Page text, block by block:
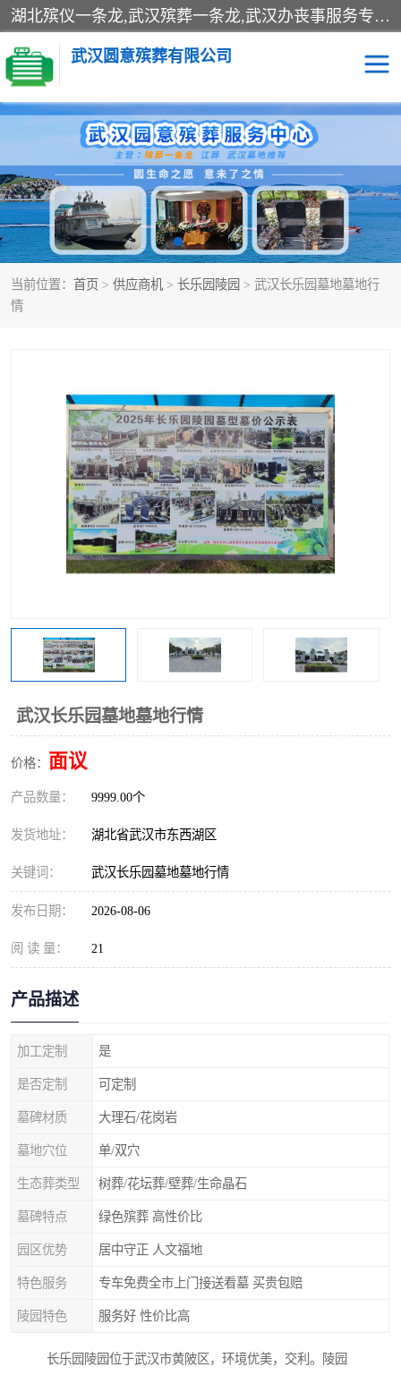
湖北殡仪一条龙,武汉殡葬一条龙,武汉办丧事服务专理红白佛事、病人临终关怀、医院或家中老人去世穿寿衣、灵车遗体接运、殡仪馆告别厅预约、办理火葬场手续、民俗丧事策划、遗体告别仪式、民俗礼仪服务、殡葬礼仪策划、陵园墓位导购、寺庙塔位择吉、往生功德策划、民俗功德策划、异地殡葬礼仪服务、异地骨灰接送返乡
武汉圆意殡葬有限公司
当前位置： 首页 > 供应商机 > 长乐园陵园 > 武汉长乐园墓地墓地行
情
武汉长乐园墓地墓地行情
价格： 面议
产品数量： 9999.00个
发货地址： 湖北省武汉市东西湖区
关键词： 武汉长乐园墓地墓地行情
发布日期： 2026-08-06
阅 读 量： 21
产品描述
加工定制 是
是否定制 可定制
墓碑材质 大理石/花岗岩
墓地穴位 单/双穴
生态葬类型 树葬/花坛葬/壁葬/生命晶石
墓碑特点 绿色殡葬 高性价比
园区优势 居中守正 人文福地
特色服务 专车免费全市上门接送看墓 买贵包赔
陵园特色 服务好 性价比高
长乐园陵园位于武汉市黄陂区，环境优美，交利。陵园
殡葬一条龙服务 江葬一条龙服务
武汉锦辉天堂文化园 仙鹤湖湿地公园
长乐园陵园 万福净土陵园
武汉市阳逻九龙宫陵园 石门峰人文纪念园